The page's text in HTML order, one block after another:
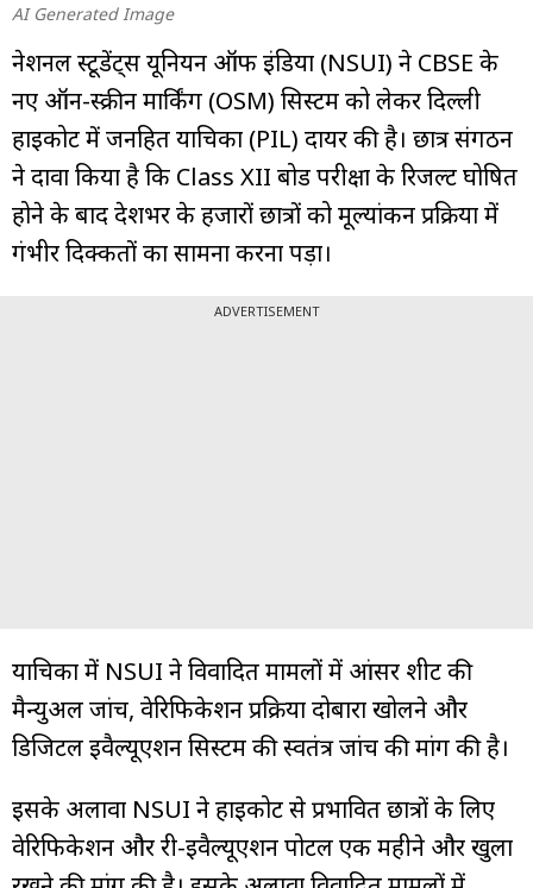
AI Generated Image
नेशनल स्टूडेंट्स यूनियन ऑफ इंडिया (NSUI) ने CBSE के
नए ऑन-स्क्रीन मार्किंग (OSM) सिस्टम को लेकर दिल्ली
हाईकोर्ट में जनहित याचिका (PIL) दायर की है। छात्र संगठन
ने दावा किया है कि Class XII बोर्ड परीक्षा के रिजल्ट घोषित
होने के बाद देशभर के हजारों छात्रों को मूल्यांकन प्रक्रिया में
गंभीर दिक्कतों का सामना करना पड़ा।
ADVERTISEMENT
याचिका में NSUI ने विवादित मामलों में आंसर शीट की
मैन्युअल जांच, वेरिफिकेशन प्रक्रिया दोबारा खोलने और
डिजिटल इवैल्यूएशन सिस्टम की स्वतंत्र जांच की मांग की है।
इसके अलावा NSUI ने हाईकोर्ट से प्रभावित छात्रों के लिए
वेरिफिकेशन और री-इवैल्यूएशन पोर्टल एक महीने और खुला